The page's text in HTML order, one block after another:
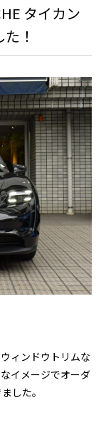
タイカン
！
ィンドウトリムな
イメージでオーダ
した。